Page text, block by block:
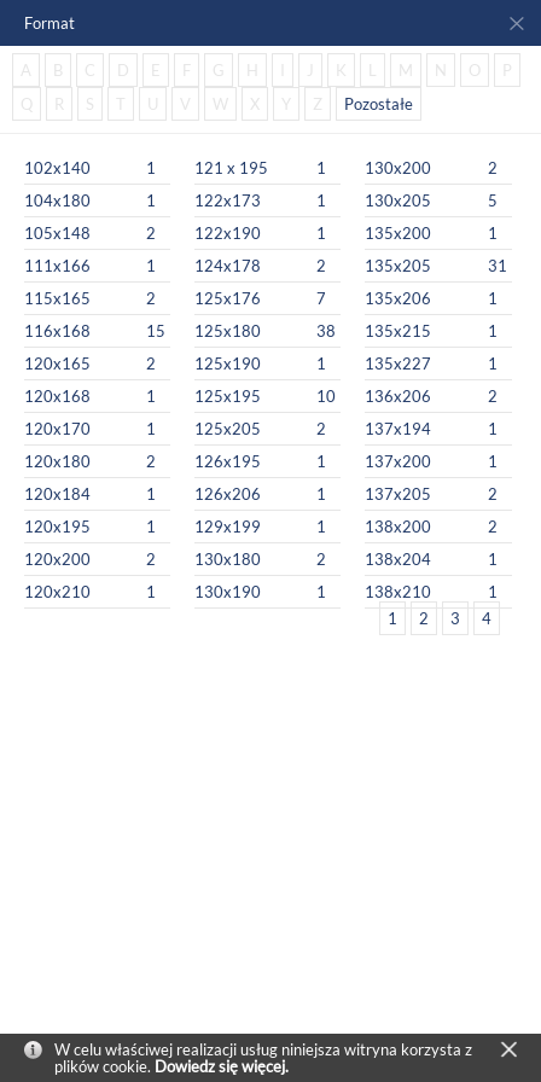
Format
A B C D E F G H J K M N O
P
Q
R S T U V W X Y Z Pozostałe
102x140
1
104x180
1
105x148
2
111x166
1
115x165
2
116x168
15
120x165
2
120x168
1
120x170
1
120x180
2
120x184
1
120x195
1
120x200
2
120x210
1
121 x 195
1
122x173
1
122x190
1
124x178
2
125x176
7
125x180
38
125x190
1
125x195
10
125x205
2
126x195
1
126x206
1
129x199
1
130x180
2
130x190
1
130x200
2
130x205
5
135x200
1
135x205
31
135x206
1
135x215
1
135x227
1
136x206
2
137x194
1
137x200
1
137x205
2
138x200
2
138x204
1
138x210
1
1
2 3 4
W celu właściwej realizacji usług niniejsza witryna korzysta z
plików cookie. Dowiedz się więcej.